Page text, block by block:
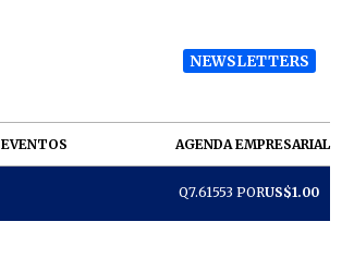
NEWSLETTERS
EVENTOS AGENDA EMPRESARIAL
Q7.61553 PORUS$1.00